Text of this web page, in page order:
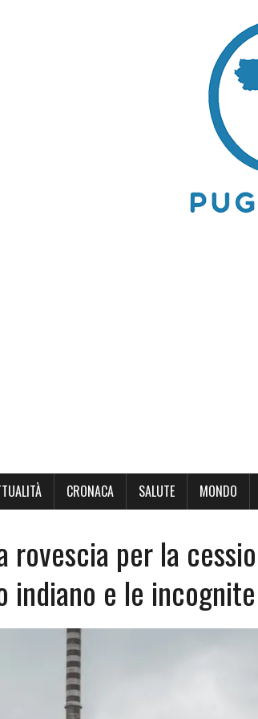
CRONACA SALUTE MONDO
rovescia per la
indiano e le